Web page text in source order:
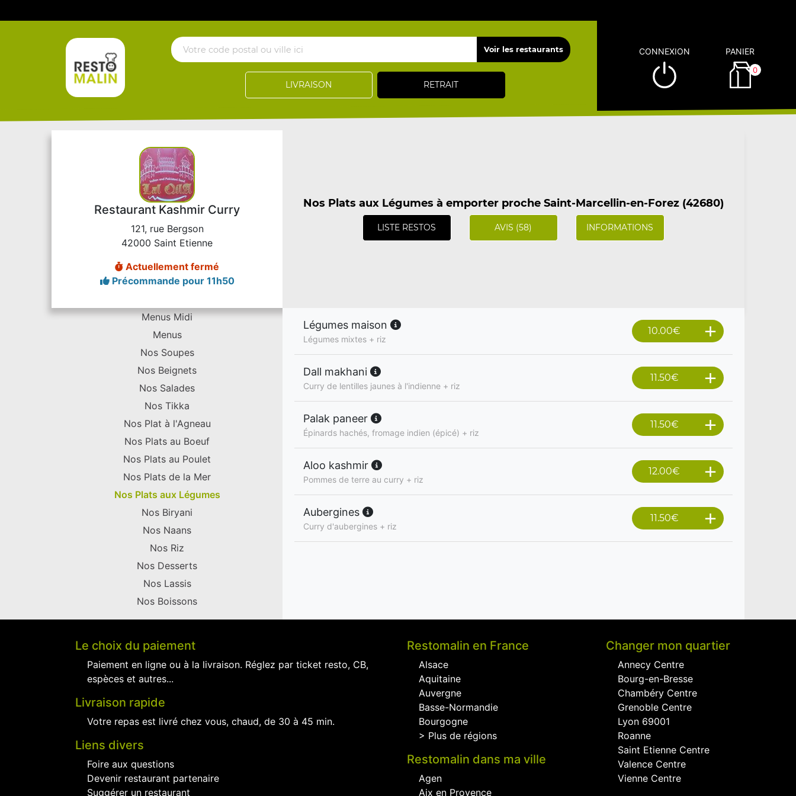
LIVRAISON RETRAIT
CONNEXION PANIER
0
Restaurant Kashmir Curry
121, rue Bergson
42000 Saint Etienne
Actuellement fermé
Précommande pour 11h50
Nos Plats aux Légumes à emporter proche Saint-Marcellin-en-Forez (42680)
LISTE RESTOS AVIS (58) INFORMATIONS
Menus Midi
Menus
Nos Soupes
Nos Beignets
Nos Salades
Nos Tikka
Nos Plat à l'Agneau
Nos Plats au Boeuf
Nos Plats au Poulet
Nos Plats de la Mer
Nos Plats aux Légumes
Nos Biryani
Nos Naans
Nos Riz
Nos Desserts
Nos Lassis
Nos Boissons
Légumes maison
Légumes mixtes + riz
10.00€
Dall makhani
Curry de lentilles jaunes à l'indienne + riz
11.50€
Palak paneer
Épinards hachés, fromage indien (épicé) + riz
11.50€
Aloo kashmir
Pommes de terre au curry + riz
12.00€
Aubergines
Curry d'aubergines + riz
11.50€
Le choix du paiement
Paiement en ligne ou à la livraison. Réglez par ticket resto, CB,
espèces et autres...
Livraison rapide
Votre repas est livré chez vous, chaud, de 30 à 45 min.
Liens divers
Foire aux questions
Devenir restaurant partenaire
Suggérer un restaurant
Restomalin en France
Alsace
Aquitaine
Auvergne
Basse-Normandie
Bourgogne
> Plus de régions
Restomalin dans ma ville
Agen
Aix en Provence
Changer mon quartier
Annecy Centre
Bourg-en-Bresse
Chambéry Centre
Grenoble Centre
Lyon 69001
Roanne
Saint Etienne Centre
Valence Centre
Vienne Centre